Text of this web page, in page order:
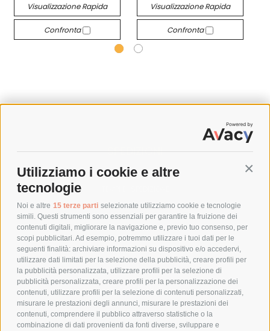
Utilizziamo i cookie e altre
tecnologie
Noi e altre 15 terze parti selezionate utilizziamo cookie e tecnologie
simili. Questi strumenti sono essenziali per garantire la fruizione dei
contenuti digitali, migliorare la navigazione e, previo tuo consenso, per
scopi pubblicitari. Ad esempio, potremmo utilizzare i tuoi dati per le
seguenti finalità: archiviare informazioni su dispositivo e/o accedervi,
utilizzare dati limitati per la selezione della pubblicità, creare profili per
la pubblicità personalizzata, utilizzare profili per la selezione di
pubblicità personalizzata, creare profili per la personalizzazione dei
contenuti, utilizzare profili per la selezione di contenuti personalizzati,
misurare le prestazioni degli annunci, misurare le prestazioni dei
contenuti, comprendere il pubblico attraverso statistiche o la
combinazione di dati provenienti da fonti diverse, sviluppare e
Visualizzazione Rapida
Confronta
Visualizzazione Rapida
Confronta
SPEDIZIONI
COSTI DI SPEDIZIONE
POLITICA DI RESO
POLICY
PRIVACY POLICY
COOKIE POLICY
PAGAMENTI SICURI